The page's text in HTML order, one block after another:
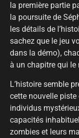
la première partie
la poursuite de
les détails de
sachez que le jeu
dans la démo),
à un chapitre qui le
L’histoire semble
cette nouvelle
individus
capacités
zombies et leurs